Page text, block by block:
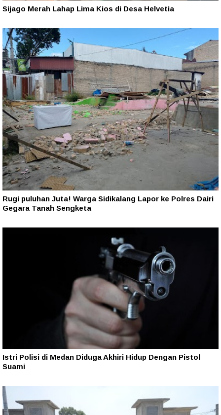
Sijago Merah Lahap Lima Kios di Desa Helvetia
Rugi puluhan Juta! Warga Sidikalang Lapor ke Polres Dairi
Gegara Tanah Sengketa
Istri Polisi di Medan Diduga Akhiri Hidup Dengan Pistol
Suami